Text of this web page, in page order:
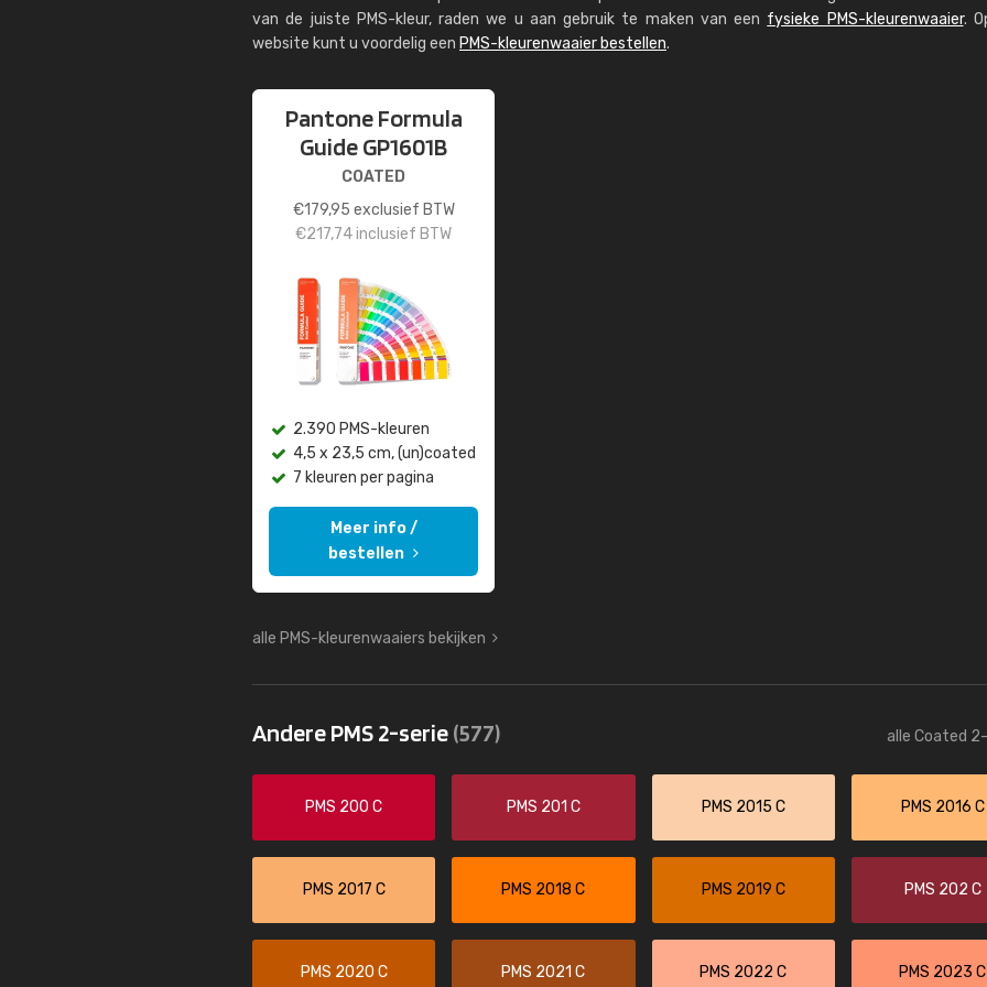
van de juiste PMS-kleur, raden we u aan gebruik te maken van een fysieke PMS-kleurenwaaier.
website kunt u voordelig een PMS-kleurenwaaier bestellen.
Pantone Formula
Guide GP1601B
COATED
€179,95 exclusief BTW
€217,74inclusief BTW
2.390 PMS-kleuren
4,5 x 23,5 cm, (un)coated
7 kleuren per pagina
Meer info /
bestellen
alle PMS-kleurenwaaiers bekijken
Andere PMS 2-serie(577) alle Coated
PMS 200 C PMS 201 C PMS 2015 C PMS 2016 C
PMS 2017 C PMS 2018 C PMS 2019 C PMS 202 C
PMS 2020 C PMS 2021 C PMS 2022 C PMS 2023 C